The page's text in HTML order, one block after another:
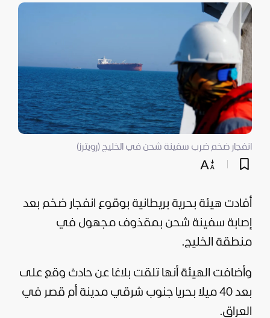
انفجار ضخم ضرب سفينة شحن في الخليج (رويترز)
أفادت هيئة بحرية بريطانية بوقوع انفجار ضخم بعد
إصابة سفينة شحن بمقذوف مجهول في
منطقة الخليج.
وأضافت الهيئة أنها تلقت بلاغا عن حادث وقع على
بعد 40 ميلا بحريا جنوب شرقي مدينة أم قصر في
العراق.